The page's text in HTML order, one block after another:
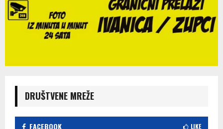
DRUŠTVENE MREŽE
FACEBOOK LIKE